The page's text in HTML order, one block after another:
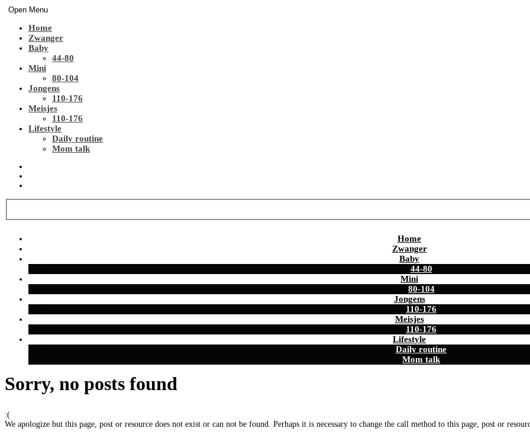
Open Menu
Home
Zwanger
Baby
44-80
Mini
80-104
Jongens
110-176
Meisjes
110-176
Lifestyle
Daily routine
Mom talk
Home
Zwanger
Baby
44-80
Mini
80-104
Jongens
110-176
Meisjes
110-176
Lifestyle
Daily routine
Mom talk
Sorry, no posts found
:(
We apologize but this page, post or resource does not exist or can not be found. Perhaps it is necessary to change the call method to this page, post or